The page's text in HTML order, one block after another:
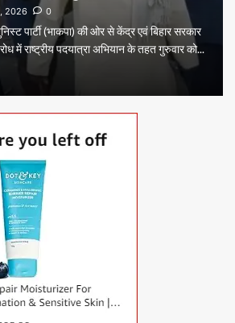
2026 0
पार्टी (भाकपा) की ओर से केंद्र एवं बिहार सरकार
में राष्ट्रीय पदयात्रा अभियान के तहत गुरुवार को...